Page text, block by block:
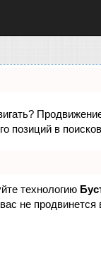
позиций в
технологию
не продвинется